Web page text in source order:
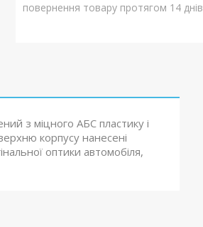
повернення товару протягом 14 днів
з міцного АБС пластику і
корпусу нанесені
оптики автомобіля,